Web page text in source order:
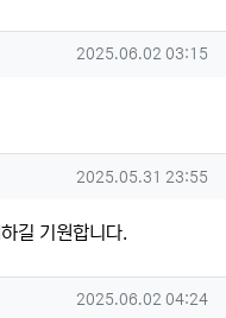
작성일
2025.06.02 03:15
작성일
2025.05.31 23:55
길 기원합니다.
작성일
2025.06.02 04:24